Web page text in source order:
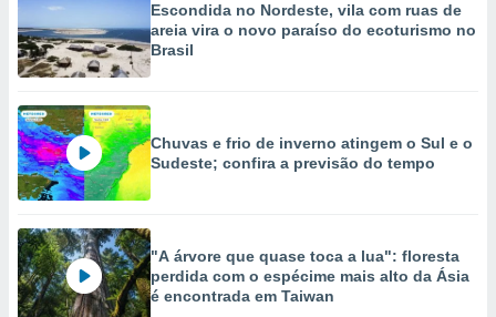
Escondida no Nordeste, vila com ruas de
areia vira o novo paraíso do ecoturismo no
Brasil
Chuvas e frio de inverno atingem o Sul e o
Sudeste; confira a previsão do tempo
"A árvore que quase toca a lua": floresta
perdida com o espécime mais alto da Ásia
é encontrada em Taiwan